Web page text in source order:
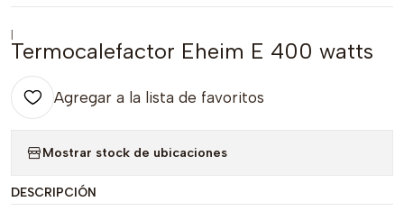
|
Termocalefactor Eheim E 400 watts
Agregar a la lista de favoritos
Mostrar stock de ubicaciones
DESCRIPCIÓN